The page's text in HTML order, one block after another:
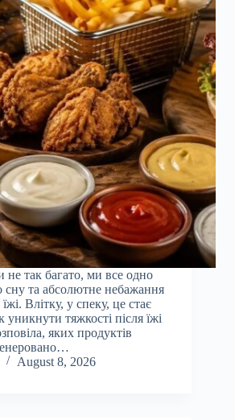
не так багато, ми все одно
сну та абсолютне небажання
Влітку, у спеку, це стає
тяжкості після їжі
яких продуктів
August 8, 2026